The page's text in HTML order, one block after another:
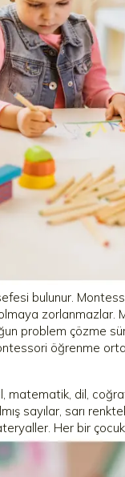
bulunur.
problem çözme
öğrenme
matematik, dil,
sayılar, sarı
Her bir